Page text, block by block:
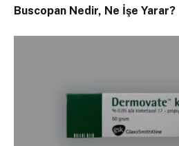
Buscopan Nedir, Ne İşe Yarar?